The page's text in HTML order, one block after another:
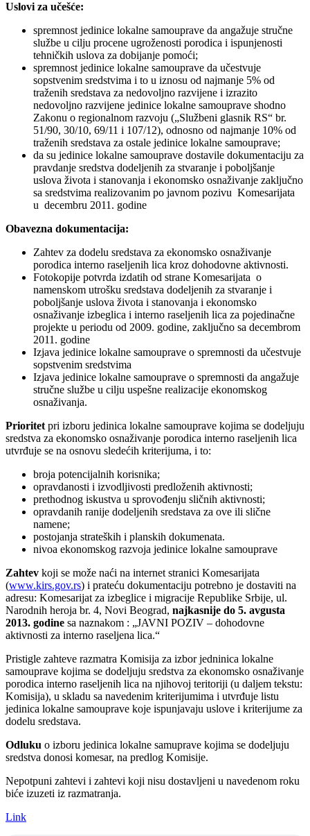
Uslovi za učešće:
spremnost jedinice lokalne samouprave da angažuje stručne
službe u cilju procene ugroženosti porodica i ispunjenosti
tehničkih uslova za dobijanje pomoći;
spremnost jedinice lokalne samouprave da učestvuje
sopstvenim sredstvima i to u iznosu od najmanje 5% od
traženih sredstava za nedovoljno razvijene i izrazito
nedovoljno razvijene jedinice lokalne samouprave shodno
Zakonu o regionalnom razvoju („Službeni glasnik RS“ br.
51/90, 30/10, 69/11 i 107/12), odnosno od najmanje 10% od
traženih sredstava za ostale jedinice lokalne samouprave;
da su jedinice lokalne samouprave dostavile dokumentaciju za
pravdanje sredstva dodeljenih za stvaranje i poboljšanje
uslova života i stanovanja i ekonomsko osnaživanje zaključno
sa sredstvima realizovanim po javnom pozivu Komesarijata
u decembru 2011. godine
Obavezna dokumentacija:
Zahtev za dodelu sredstava za ekonomsko osnaživanje
porodica interno raseljenih lica kroz dohodovne aktivnosti.
Fotokopije potvrda izdatih od strane Komesarijata o
namenskom utrošku sredstava dodeljenih za stvaranje i
poboljšanje uslova života i stanovanja i ekonomsko
osnaživanje izbeglica i interno raseljenih lica za pojedinačne
projekte u periodu od 2009. godine, zaključno sa decembrom
2011. godine
Izjava jedinice lokalne samouprave o spremnosti da učestvuje
sopstvenim sredstvima
Izjava jedinice lokalne samouprave o spremnosti da angažuje
stručne službe u cilju uspešne realizacije ekonomskog
osnaživanja.
Prioritet pri izboru jedinica lokalne samouprave kojima se dodeljuju
sredstva za ekonomsko osnaživanje porodica interno raseljenih lica
utvrđuje se na osnovu sledećih kriterijuma, i to:
broja potencijalnih korisnika;
opravdanosti i izvodljivosti predloženih aktivnosti;
prethodnog iskustva u sprovođenju sličnih aktivnosti;
opravdanih ranije dodeljenih sredstava za ove ili slične
namene;
postojanja strateških i planskih dokumenata.
nivoa ekonomskog razvoja jedinice lokalne samouprave
Zahtev koji se može naći na internet stranici Komesarijata
(www.kirs.gov.rs) i prateću dokumentaciju potrebno je dostaviti na
adresu: Komesarijat za izbeglice i migracije Republike Srbije, ul.
Narodnih heroja br. 4, Novi Beograd, najkasnije do 5. avgusta
2013. godine sa naznakom : „JAVNI POZIV – dohodovne
aktivnosti za interno raseljena lica.“
Pristigle zahteve razmatra Komisija za izbor jedninica lokalne
samouprave kojima se dodeljuju sredstva za ekonomsko osnaživanje
porodica interno raseljenih lica na njihovoj teritoriji (u daljem tekstu:
Komisija), u skladu sa navedenim kriterijumima i utvrđuje listu
jedinica lokalne samouprave koje ispunjavaju uslove i kriterijume za
dodelu sredstava.
Odluku o izboru jedinica lokalne samuprave kojima se dodeljuju
sredstva donosi komesar, na predlog Komisije.
Nepotpuni zahtevi i zahtevi koji nisu dostavljeni u navedenom roku
biće izuzeti iz razmatranja.
Link